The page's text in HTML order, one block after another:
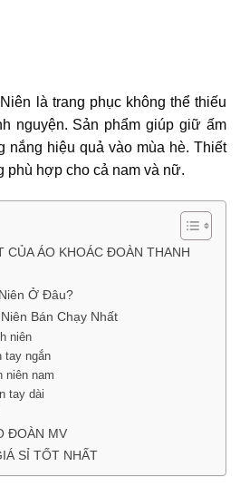
là trang phục không thể thiếu
nguyện. Sản phẩm giúp giữ ấm
nắng hiệu quả vào mùa hè. Thiết
phù hợp cho cả nam và nữ.
ÁO KHOÁC ĐOÀN THANH
Ở Đâu?
Bán Chạy Nhất
niên
tay ngắn
niên nam
tay dài
ĐOÀN MV
SỈ TỐT NHẤT